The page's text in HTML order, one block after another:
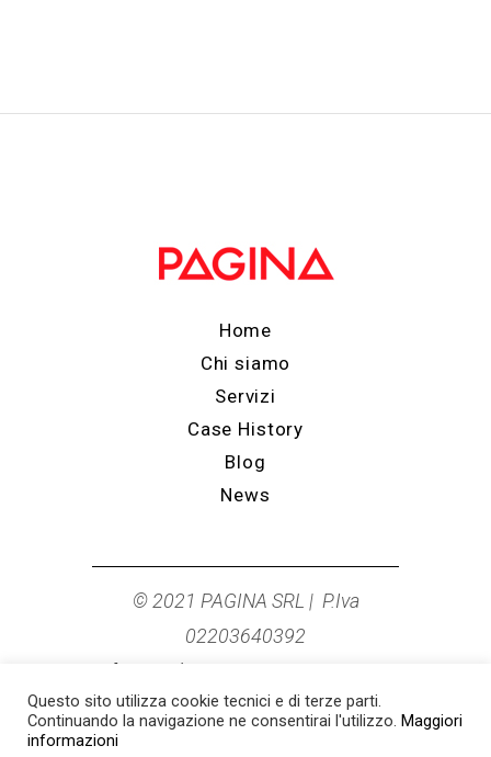
Home
Chi siamo
Servizi
Case History
Blog
News
© 2021 PAGINA SRL | P.Iva
02203640392
info@studiopagina.it
Cookie Policy|Privacy Policy
Questo sito utilizza cookie tecnici e di terze parti.
Continuando la navigazione ne consentirai l'utilizzo. Maggiori
informazioni